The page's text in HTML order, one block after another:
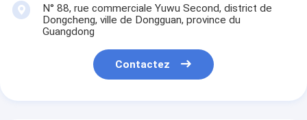
N° 88, rue commerciale Yuwu Second, district de
Dongcheng, ville de Dongguan, province du
Guangdong
Contactez